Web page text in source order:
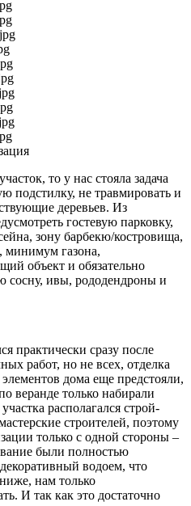
то у нас стояла задача
подстилку, не травмировать и
деревьев. Из
гостевую парковку,
зону барбекю/костровища,
минимум газона,
объект и обязательно
сосну, ивы, рододендроны и
практически сразу после
работ, но не всех, отделка
дома еще предстояли,
веранде только набирали
располагался строй-
строителей, поэтому
только с одной стороны –
были полностью
водоем, что
нам только
И так как это достаточно